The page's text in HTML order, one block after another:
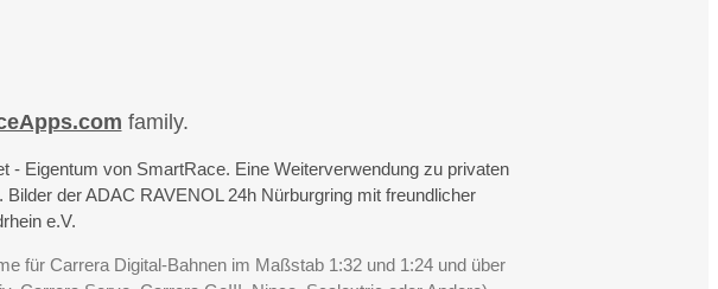
family.
- Eigentum von SmartRace. Eine Weiterverwendung zu privaten
der ADAC RAVENOL 24h Nürburgring mit freundlicher
e.V.
für Carrera Digital-Bahnen im Maßstab 1:32 und 1:24 und über